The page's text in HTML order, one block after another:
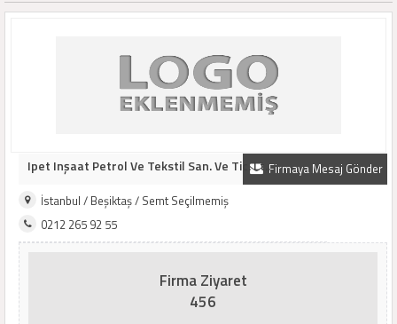
Firmaya Mesaj Gönder
Ipet Inşaat Petrol Ve Tekstil San. Ve Tic. Lt..
İstanbul / Beşiktaş / Semt Seçilmemiş
0212 265 92 55
Firma Ziyaret
456